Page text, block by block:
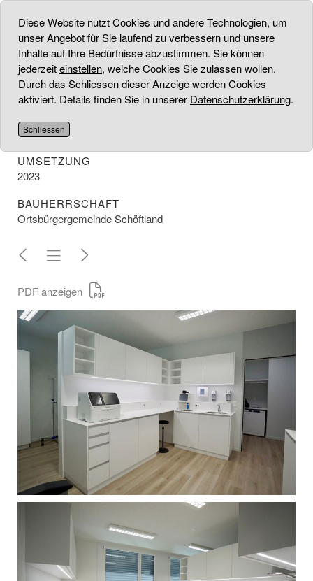
ARZTPRAXIS
PROJEKT
Dorfpraxis Schöftland
UMSETZUNG
2023
BAUHERRSCHAFT
Ortsbürgergemeinde Schöftland
PDF anzeigen
Diese Website nutzt Cookies und andere Technologien, um
unser Angebot für Sie laufend zu verbessern und unsere
Inhalte auf Ihre Bedürfnisse abzustimmen. Sie können
jederzeiteinstellen, welche Cookies Sie zulassen wollen.
Durch das Schliessen dieser Anzeige werden Cookies
aktiviert. Details finden Sie in unserer Datenschutzerklärung.
Schliessen